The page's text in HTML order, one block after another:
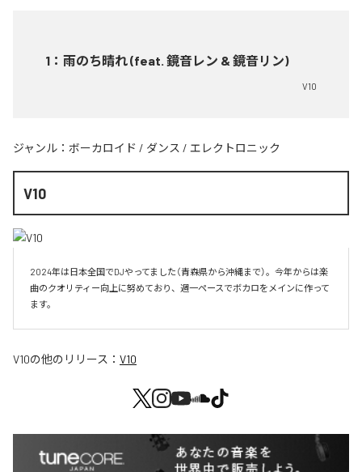
1 ： 雨のち晴れ (feat. 鏡音レン & 鏡音リン)
V10
ジャンル： ボーカロイド / ダンス / エレクトロニック
V10
2024年は日本全国でDJやってました（青森県から沖縄まで）。今年からは楽
曲のクオリティー向上に努めており、週一ペースでボカロをメインに作って
V10の他のリリース： V10